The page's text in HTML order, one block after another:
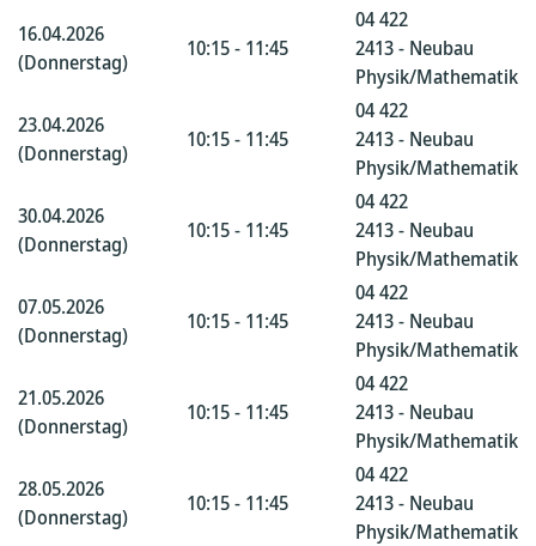
16.04.2026
(Donnerstag)
10:15 - 11:45
04 422
2413 - Neubau
Physik/Mathematik
23.04.2026
(Donnerstag)
10:15 - 11:45
04 422
2413 - Neubau
Physik/Mathematik
30.04.2026
(Donnerstag)
10:15 - 11:45
04 422
2413 - Neubau
Physik/Mathematik
07.05.2026
(Donnerstag)
10:15 - 11:45
04 422
2413 - Neubau
Physik/Mathematik
21.05.2026
(Donnerstag)
10:15 - 11:45
04 422
2413 - Neubau
Physik/Mathematik
28.05.2026
(Donnerstag)
10:15 - 11:45
04 422
2413 - Neubau
Physik/Mathematik